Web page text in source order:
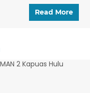
Read More